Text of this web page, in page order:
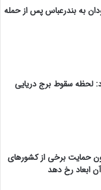
به بندرعباس پس از حمله
لحظه سقوط برج دریایی
حمایت برخی از کشورهای
ابعاد رخ دهد